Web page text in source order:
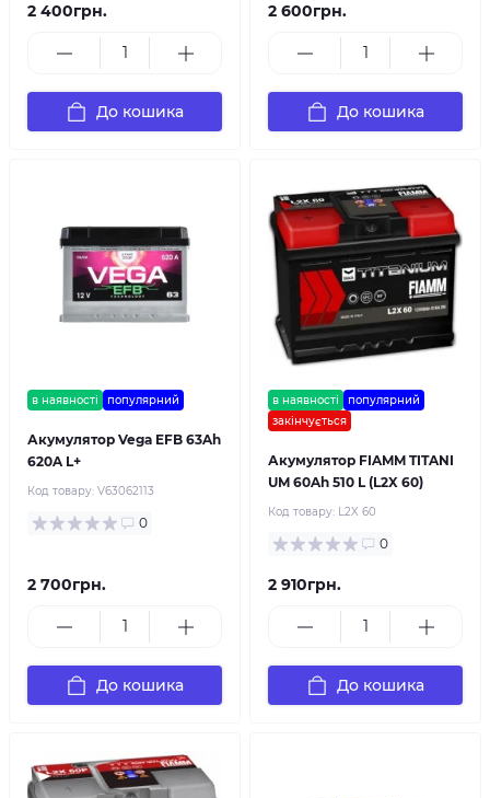
2 400грн.
До кошика
2 600грн.
До кошика
в наявності популярний
Акумулятор Vega EFB 63Ah
620A L+
Код товару: V63062113
0
2 700грн.
До кошика
в наявності
популярний
закінчується
Акумулятор FIAMM TITANI
UM 60Ah 510 L (L2X 60)
Код товару: L2X 60
0
2 910грн.
До кошика